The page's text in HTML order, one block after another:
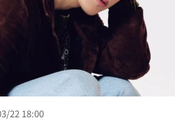
22 18:00